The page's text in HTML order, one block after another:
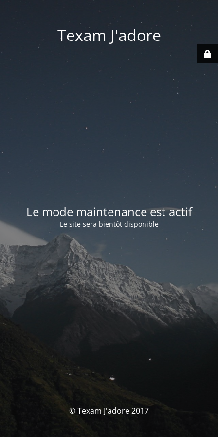
Texam J'adore
Le mode maintenance est actif
Le site sera bientôt disponible
© Texam J'adore 2017